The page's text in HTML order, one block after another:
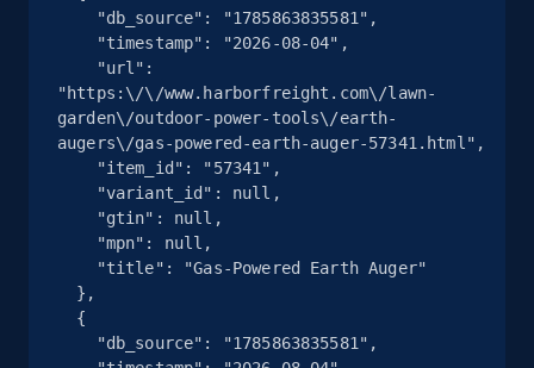
URL, Product id, Title, Product description,
Rating, Reviews count, Images, Variations, and
2.4K+ 200+ Prueba gratuita
Google Shopping - collects products from
web using keywords
URL, Product id, Title, Product description,
Rating, Reviews count, Images, Variations, and
"https:\/\/www.harborfreight.com\/lawn-
garden\/outdoor-power-tools\/earth-
augers\/gas-powered-earth-auger-57341.html",